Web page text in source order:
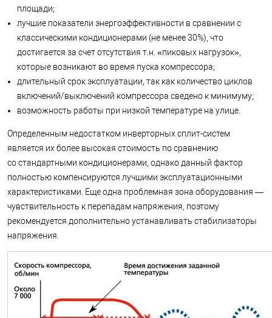
площади;
лучшие показатели энергоэффективности в сравнении с
классическими кондиционерами (не менее 30%), что
достигается за счет отсутствия т.н. «пиковых нагрузок»,
которые возникают во время пуска компрессора;
длительный срок эксплуатации, так как количество циклов
включений/выключений компрессора сведено к минимуму;
возможность работы при низкой температуре на улице.
Определенным недостатком инверторных сплит-систем
является их более высокая стоимость по сравнению
со стандартными кондиционерами, однако данный фактор
полностью компенсируются лучшими эксплуатационными
характеристиками. Еще одна проблемная зона оборудования —
чувствительность к перепадам напряжения, поэтому
рекомендуется дополнительно устанавливать стабилизаторы
напряжения.